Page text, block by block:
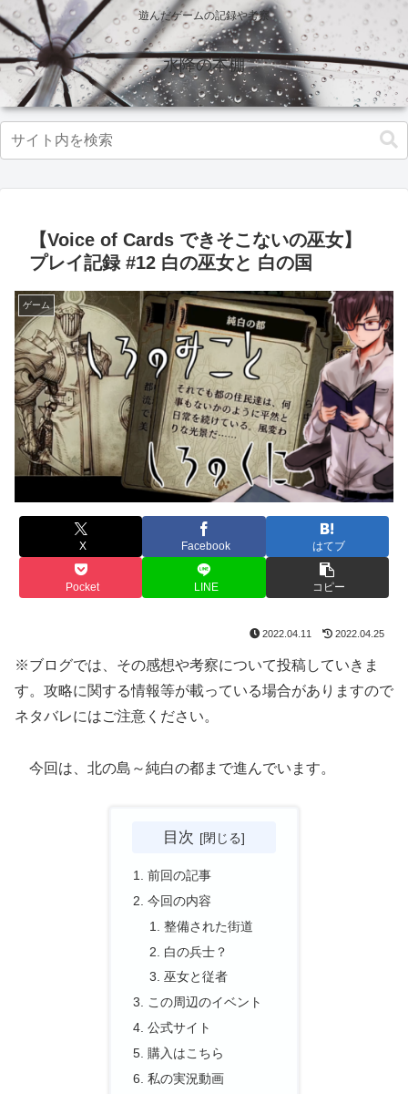
遊んだゲームの記録や考察
水降の本棚
【Voice of Cards できそこないの巫女】
プレイ記録 #12 白の巫女と 白の国
ゲーム
X Facebook はてブ
Pocket LINE コピー
2022.04.11 2022.04.25
※ブログでは、その感想や考察について投稿していきま
す。攻略に関する情報等が載っている場合がありますので
ネタバレにはご注意ください。
今回は、北の島～純白の都まで進んでいます。
目次
前回の記事
今回の内容
整備された街道
白の兵士？
巫女と従者
この周辺のイベント
公式サイト
購入はこちら
私の実況動画